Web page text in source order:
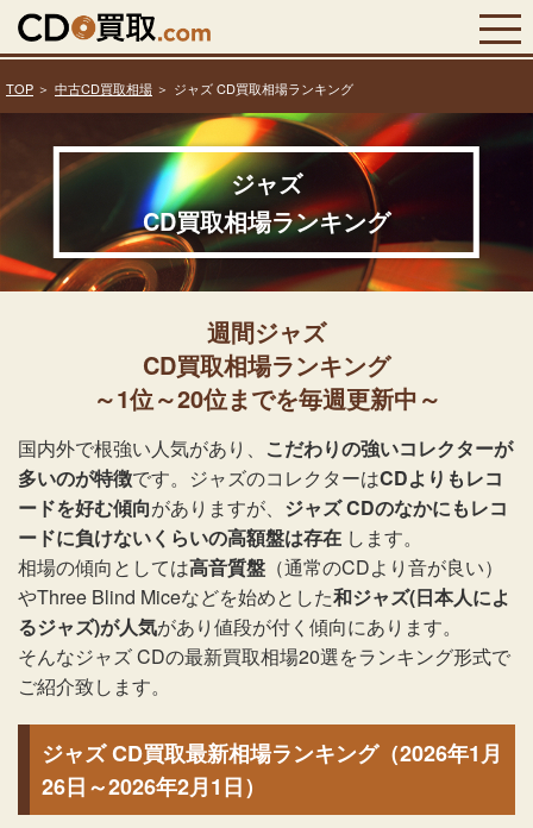
TOP 中古CD買取相場 ジャズ CD買取相場ランキング
ジャズ
CD買取相場ランキング
週間ジャズ
CD買取相場ランキング
～1位～20位までを毎週更新中～
国内外で根強い人気があり、 こだわりの強いコレクターが
多いのが特徴です。ジャズのコレクターはCDよりもレコ
ードを好む傾向がありますが、 ジャズ CDのなかにもレコ
ードに負けないくらいの高額盤は存在 します。
相場の傾向としては高音質盤 （通常のCDより音が良い）
やThree Blind Miceなどを始めとした和ジャズ(日本人によ
るジャズ)が人気があり値段が付く傾向にあります。
そんなジャズ CDの最新買取相場20選をランキング形式で
ご紹介致します。
ジャズ CD買取最新相場ランキング（2026年1月
26日～2026年2月1日）